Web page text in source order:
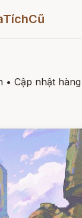
• Cập nhật hàng